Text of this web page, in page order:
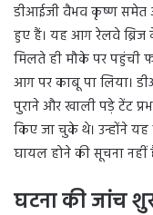
डीआईजी वैभव कृष्ण समेत
हुए हैं। यह आग रेलवे ब्रिज
मिलते ही मौके पर पहुंची
आग पर काबू पा लिया।
पुराने और खाली पड़े टेंट
किए जा चुके थे। उन्होंने
घायल होने की सूचना नहीं
घटना की जांच